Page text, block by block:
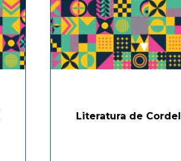
Literatura de Cordel